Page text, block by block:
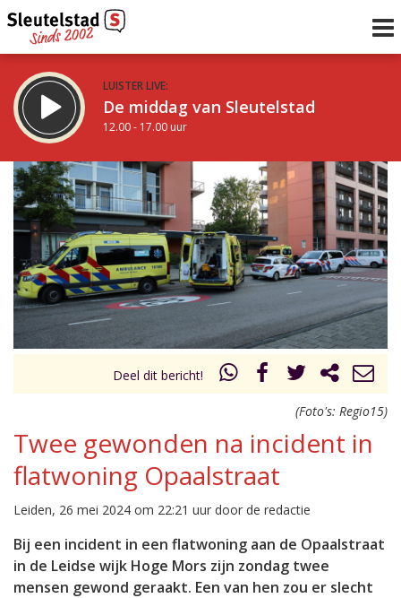
LUISTER LIVE:
De middag van Sleutelstad
12.00 - 17.00 uur
STRAKS:
Sleutelstad 30
17.00 - 19.00 uur
Vorig uur
uur 1 van 0 Volgend uur
Inklappen
Deel dit bericht!
(Foto's: Regio15)
Twee gewonden na incident in
flatwoning Opaalstraat
Leiden, 26 mei 2024 om 22:21 uur door de redactie
Bij een incident in een flatwoning aan de Opaalstraat
in de Leidse wijk Hoge Mors zijn zondag twee
mensen gewond geraakt. Een van hen zou er slecht